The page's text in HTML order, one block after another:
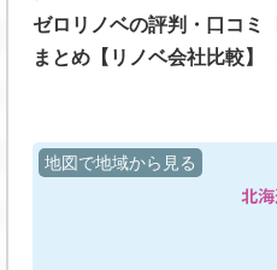
ゼロリノベの評判・口コミ
まとめ【リノベ会社比較】
地図で地域から見る